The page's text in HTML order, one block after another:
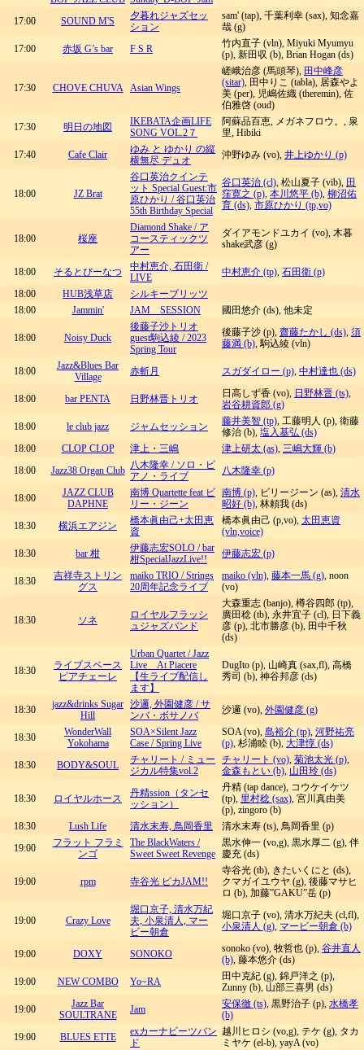
17:00
SOUND M'S
夕暮れジャズセッ
ション
sam' (tap), 千葉利幸 (sax), 知念嘉
哉 (g)
17:00
赤坂 G’s bar F S R
竹内直子 (vln), Miyuki Myumyu
(p), 新田収 (b), Brian Hogan (ds)
17:30 CHOVE CHUVA Asian Wings
嵯峨治彦 (馬頭琴), 田中峰彦
(sitar), 田中りこ (tabla), 居森やよ
美 (per), 児嶋佐織 (theremin), 佐
伯雅啓 (oud)
17:30
明日の地図
IKEBATA企画LIFE
SONG VOL.2７
阿蘇品百恵, メガネフロウ。, 泉
里, Hibiki
17:40
Cafe Clair
ゆみ と ゆかり の縦
横無尽 デュオ
沖野ゆみ (vo), 井上ゆかり (p)
18:00 JZ Brat
谷口英治クインテ
ット Special Guest:市
原ひかり / 谷口英治
55th Birthday Special
谷口英治 (cl), 松山夏子 (vib), 田
窪寛之 (p), 本川悠平 (b), 柳沼佑
育 (ds), 市原ひかり (tp,vo)
18:00 桜座
Diamond Shake / ア
コースティックツ
アー
ダイアモンドユカイ (vo), 木暮
shake武彦 (g)
18:00 そるとぴーなつ
中村恵介, 石田衛 /
LIVE
中村恵介 (tp), 石田衛 (p)
18:00
HUB浅草店
シルキーブリッツ
18:00
Jammin' JAM SESSION 國田悠介 (ds), 他未定
18:00 Noisy Duck
後藤子沙トリオ
guest駒込綾 / 2023
Spring Tour
後藤子沙 (p), 齋藤たかし (ds), 須
藤満 (b), 駒込綾 (vln)
18:00
Jazz&Blues Bar
Village
赤斬月 スガダイロー (p), 中村達也 (ds)
18:00 bar PENTA 日野林晋トリオ 日高しず香 (vo), 日野林晋 (ts),
岩谷耕資郎 (g)
18:00
le club jazz ジャムセッション 藤井美智 (tp), 工藤明人 (p), 衛藤
修治 (b), 塩入基弘 (ds)
18:00
CLOP CLOP 津上・三嶋 津上研太 (as), 三嶋大輝 (b)
18:00
Jazz38 Organ Club 八木隆幸 / ソロ・ピ
アノ・ライブ
八木隆幸 (p)
18:00
JAZZ CLUB
DAPHNE
南博 Quartette feat ビ
リー・ジーン
南博 (p), ビリージーン (as), 清水
昭好 (b), 林頼我 (ds)
18:30
横浜エアジン
橋本眞由己+太田恵
資
橋本眞由己 (p,vo), 太田恵資
(vln,voice)
18:30
bar 柑
伊藤志宏SOLO / bar
柑SpecialJazzLive!!
伊藤志宏 (p)
18:30
吉祥寺ストリン
グス
maiko TRIO / Strings
20周年記念ライブ
maiko (vln), 藤本一馬 (g), noon
(vo)
18:30 ソネ
ロイヤルフラッシ
ュジャズバンド
大森重志 (banjo), 樽谷四郎 (tp),
廣田稔 (tb), 永井宜子 (cl), 日下義
彦 (p), 北市勝彦 (b), 田中千秋
(ds)
18:30
ライブスペース
ピアチェーレ
Urban Quartet / Jazz
Live At Piacere
【生ライブ配信し
ます】
DugIto (p), 山崎真 (sax,fl), 高橋
秀司 (b), 神谷邦彦 (ds)
18:30
jazz&drinks Sugar
Hill
沙邏, 外園健彦 / サ
ンバ・ボサノバ
沙邏 (vo), 外園健彦 (g)
18:30
WonderWall
Yokohama
SOA×Silent Jazz
Case / Spring Live
SOA (vo), 島裕介 (tp), 河野祐亮
(p), 杉浦睦 (b), 大津惇 (ds)
18:30
BODY&SOUL
チャリート / ミュー
ジカル特集vol.2
チャリート (vo), 菊池太光 (p),
金森もとい (b), 山田玲 (ds)
18:30 ロイヤルホース
丹精ssion（タンセ
ッション）
丹精 (tap dance), コウケイケツ
(tp), 里村稔 (sax), 宮川真由美
(p), zingoro (b)
18:30
Lush Life 清水末寿, 鳥岡香里
清水末寿 (ts), 鳥岡香里 (p)
19:00
フラット フラミ
ンゴ
The BlackWaters /
Sweet Sweet Revenge
黒水伸一 (vo,g), 黒水厚二 (g), 伴
慶充 (ds)
19:00 rpm 寺谷光 ピカJAM!!
寺谷光 (tb), きたいくにと (ds),
クマガイユウヤ (g), 後藤マサヒ
ロ (b), 加藤”GAKU”岳 (p)
19:00 Crazy Love
堀口京子, 清水万紀
夫, 小泉清人, マー
ビー朝倉
堀口京子 (vo), 清水万紀夫 (cl,fl),
小泉清人 (g), マービー朝倉 (b)
19:00 DOXY SONOKO sonoko (vo), 牧哲也 (p), 谷井直人
(b), 藤本悠介 (ds)
19:00
NEW COMBO Yo~RA
田中克紀 (g), 錦戸洋之 (p),
Zunny (b), 山部三喜男 (ds)
19:00
Jazz Bar
SOULTRANE
Jam 安保徹 (ts), 黒野治子 (p), 水橋孝
(b)
19:00
BLUES ETTE
exカーナビーツバン
ド
越川ヒロシ (vo,g), テケ (g), タカ
ミヤケ (el-b), yayA (vo)